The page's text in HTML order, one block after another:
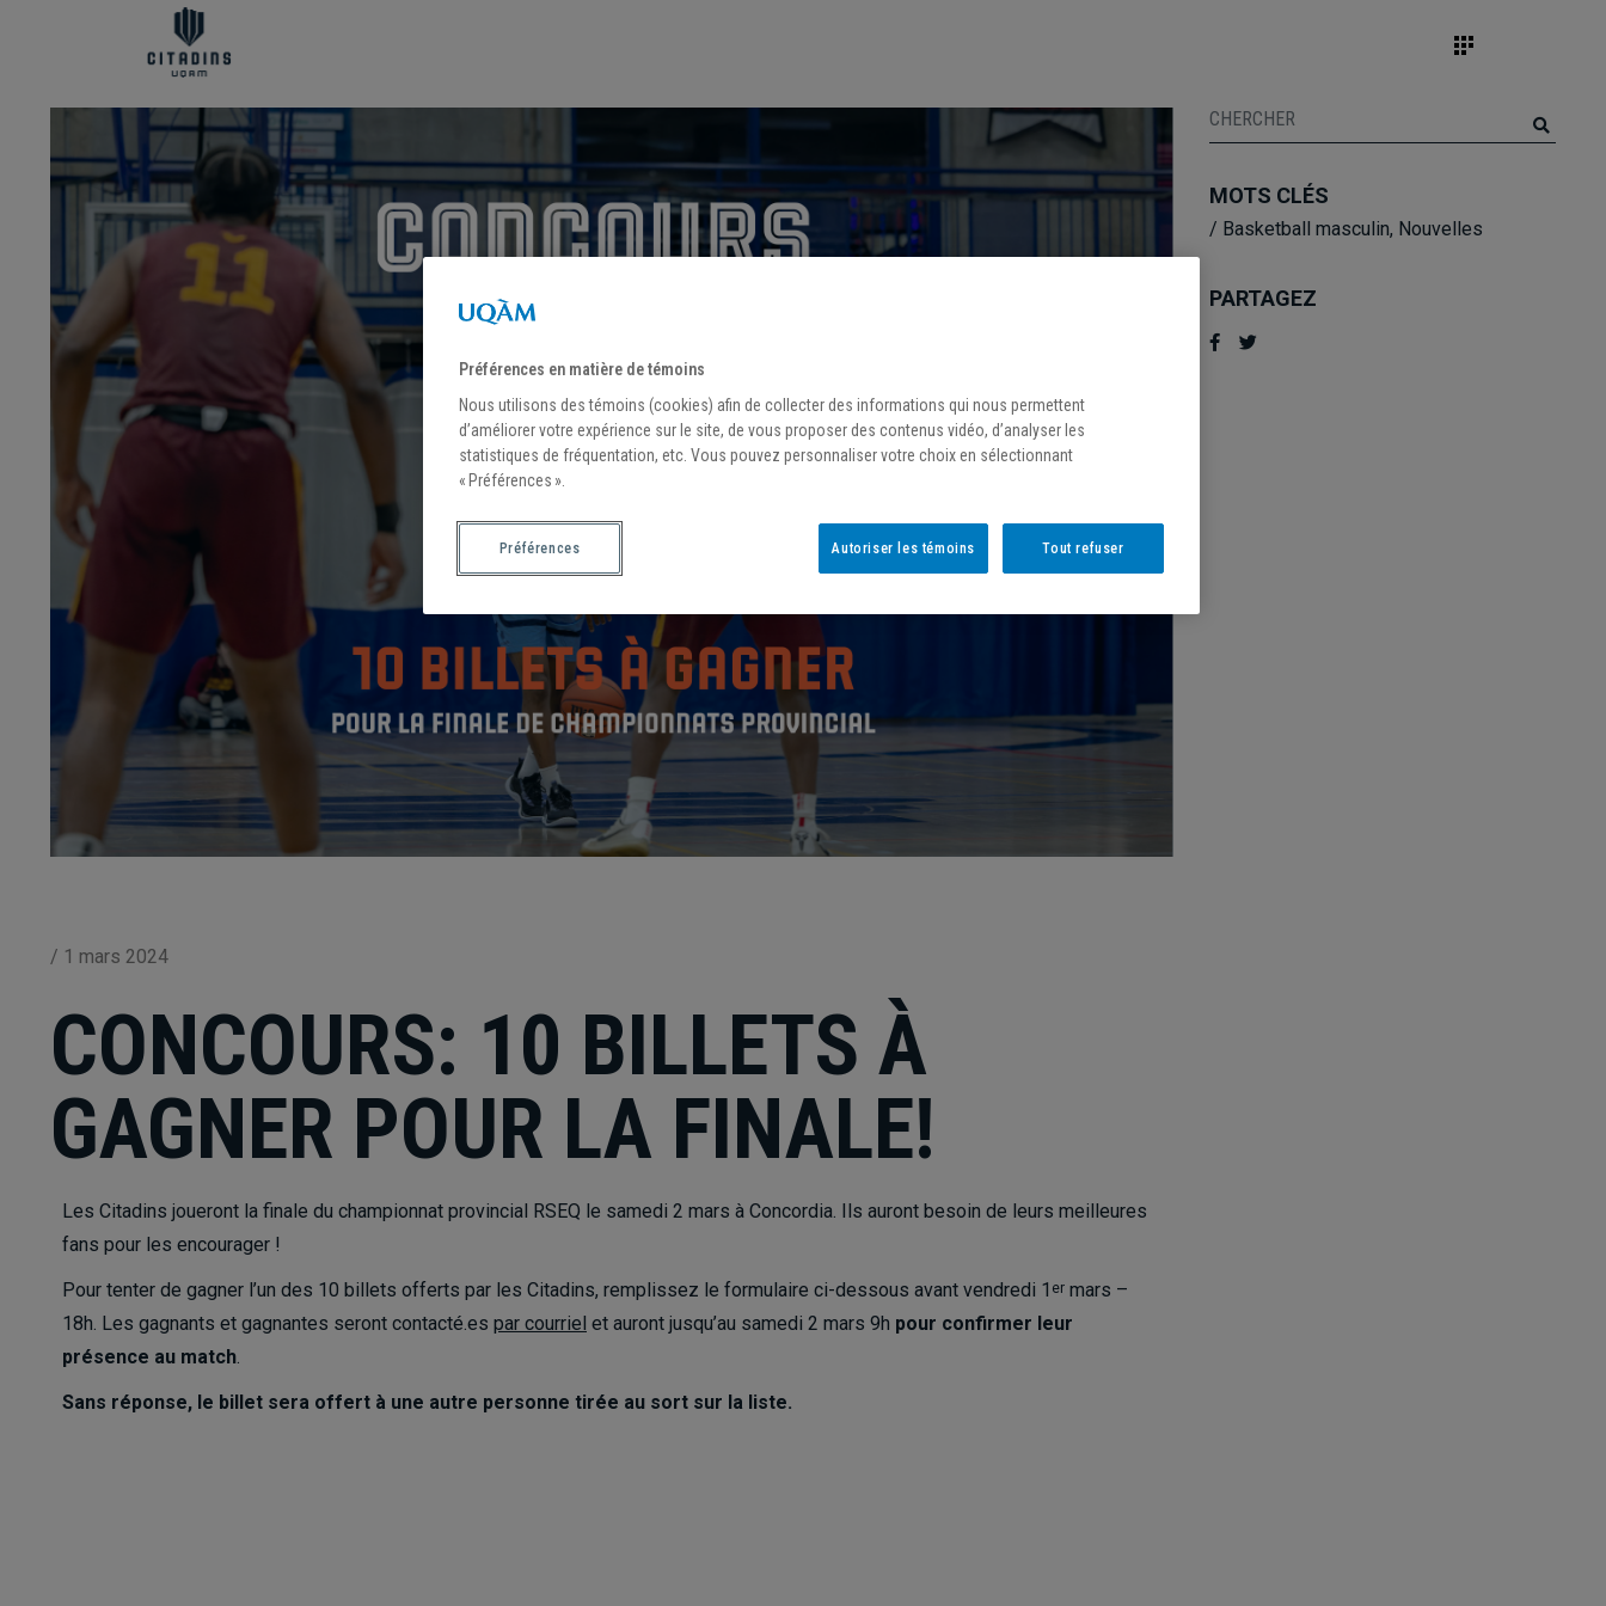
/ 1 mars 2024
CONCOURS: 10 BILLETS À
GAGNER POUR LA FINALE!
Les Citadins joueront la finale du championnat provincial RSEQ le samedi 2 mars à Concordia. Ils auront besoin de leurs meilleures
fans pour les encourager !
Pour tenter de gagner l’un des 10 billets offerts par les Citadins, remplissez le formulaire ci-dessous avant vendredi 1 er mars –
18h. Les gagnants et gagnantes seront contacté.es par courriel et auront jusqu’au samedi 2 mars 9h pour confirmer leur
présence au match
Sans réponse, le billet sera offert à une autre personne tirée au sort sur la liste.
MOTS CLÉS
/ Basketball masculin, Nouvelles
PARTAGEZ
Préférences en matière de témoins
Nous utilisons des témoins (cookies) afin de collecter des informations qui nous permettent
d’améliorer votre expérience sur le site, de vous proposer des contenus vidéo, d’analyser les
statistiques de fréquentation, etc. Vous pouvez personnaliser votre choix en sélectionnant
« Préférences ».
Tout refuser
Autoriser les témoins
Préférences